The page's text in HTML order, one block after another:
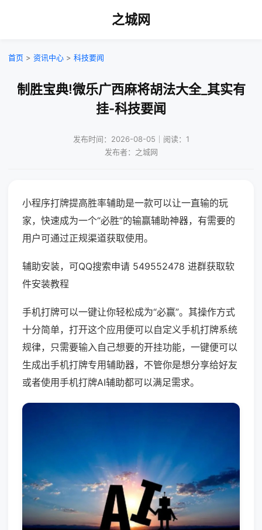
之城网
首页 > 资讯中心 > 科技要闻
制胜宝典!微乐广西麻将胡法大全_其实有
挂-科技要闻
发布时间：2026-08-05｜阅读：1
发布者：之城网
小程序打牌提高胜率辅助是一款可以让一直输的玩
家，快速成为一个“必胜”的输赢辅助神器，有需要的
用户可通过正规渠道获取使用。
辅助安装，可QQ搜索申请 549552478 进群获取软
件安装教程
手机打牌可以一键让你轻松成为“必赢”。其操作方式
十分简单，打开这个应用便可以自定义手机打牌系统
规律，只需要输入自己想要的开挂功能，一键便可以
生成出手机打牌专用辅助器，不管你是想分享给好友
或者使用手机打牌AI辅助都可以满足需求。